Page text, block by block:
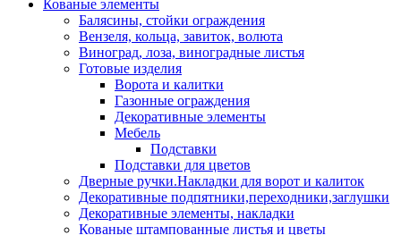
Кованые элементы
Балясины, стойки ограждения
Вензеля, кольца, завиток, волюта
Виноград, лоза, виноградные листья
Готовые изделия
Ворота и калитки
Газонные ограждения
Декоративные элементы
Мебель
Подставки
Подставки для цветов
Дверные ручки.Накладки для ворот и калиток
Декоративные подпятники,переходники,заглушки
Декоративные элементы, накладки
Кованые штампованные листья и цветы